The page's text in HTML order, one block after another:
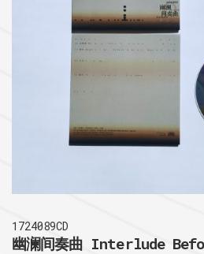
1724089CD
幽澜间奏曲 Interlude